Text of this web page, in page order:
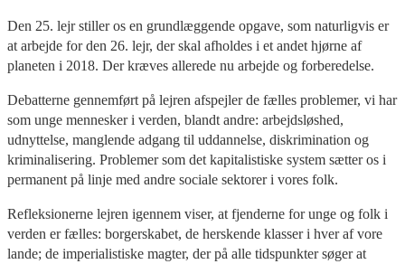
Den 25. lejr stiller os en grundlæggende opgave, som naturligvis er
at arbejde for den 26. lejr, der skal afholdes i et andet hjørne af
planeten i 2018. Der kræves allerede nu arbejde og forberedelse.
Debatterne gennemført på lejren afspejler de fælles problemer, vi har
som unge mennesker i verden, blandt andre: arbejdsløshed,
udnyttelse, manglende adgang til uddannelse, diskrimination og
kriminalisering. Problemer som det kapitalistiske system sætter os i
permanent på linje med andre sociale sektorer i vores folk.
Refleksionerne lejren igennem viser, at fjenderne for unge og folk i
verden er fælles: borgerskabet, de herskende klasser i hver af vore
lande; de imperialistiske magter, der på alle tidspunkter søger at